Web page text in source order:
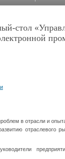
стол
в отрасли и
отраслевого